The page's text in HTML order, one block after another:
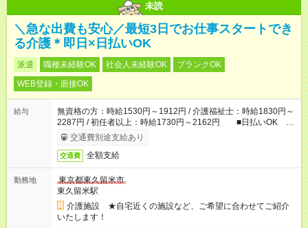
未読
＼急な出費も安心／最短3日でお仕事スタートでき
る介護＊即日×日払いOK
派遣 職種未経験OK 社会人未経験OK
ブランクOK
WEB登録・面接OK
給与
無資格の方：時給1530円～1912円 / 介護福祉士：時給1830円～
2287円 / 初任者以上：時給1730円～2162円 ■日払いOK ■
日収例：1万2240円（時給1530円×8h）
交通費別途支給あり
交通費 全額支給
勤務地
東京都東久留米市
東久留米駅
介護施設 ★自宅近くの施設など、ご希望に合わせてご紹介
いたします！